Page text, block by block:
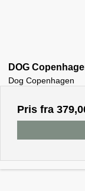
DOG
Dog Copenhagen
Pris fra